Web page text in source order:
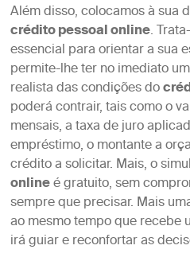
Além disso, colocamos à sua
crédito pessoal online.
essencial para orientar a sua
permite-lhe ter no imediato
realista das condições do
poderá contrair, tais como o
mensais, a taxa de juro
empréstimo, o montante a
crédito a solicitar. Mais, o
onlineé gratuito, sem
sempre que precisar. Mais
ao mesmo tempo que recebe
irá guiar e reconfortar as